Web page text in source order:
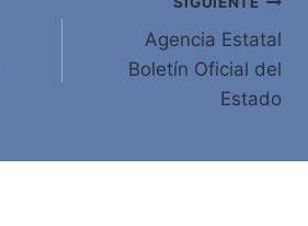
Agencia Estatal
Boletín Oficial del
Estado